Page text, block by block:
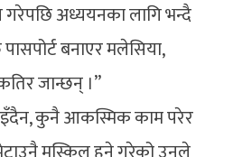
अध्ययनका लागि भन्दै
बनाएर मलेसिया,
जान्छन् ।”
कुनै आकस्मिक काम परेर